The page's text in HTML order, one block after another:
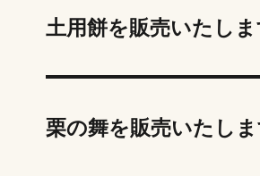
土用餅を販売いたしま
栗の舞を販売いたしま